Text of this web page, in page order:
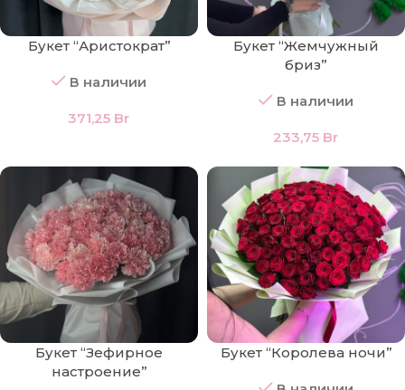
Букет “Аристократ”
В наличии
371,25 Br
Букет “Жемчужный
бриз”
В наличии
233,75 Br
Букет “Зефирное
настроение”
Букет “Королева ночи”